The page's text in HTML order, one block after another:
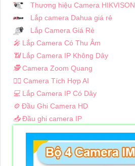
Thương hiệu Camera HIKVISON
Lắp camera Dahua giá rẻ
Lắp Camera Giá Rẻ
️🎤️ Lắp Camera Có Thu Âm
📶Lắp Camera IP Không Dây
🕵️Camera Zoom Quang
🧛‍♀️ Camera Tích Hợp AI
💻 Lắp Camera IP Có Dây
⚙️ Đầu Ghi Camera HD
📥Đầu ghi camera IP